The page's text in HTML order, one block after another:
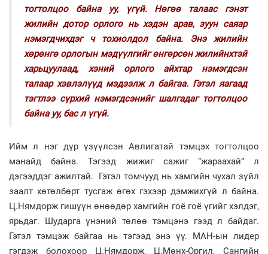
тогтолцоо байна уу, үгүй. Нөгөө талаас гэнэт
жилийн дотор орлого нь хэдэн арав, зуун саяар
нэмэгдчихдэг ч тохиолдол байна. Энэ жилийн
хөрөнгө орлогын мэдүүлгийг өнгөрсөн жилийнхтэй
харьцуулаад, хэний орлого айхтар нэмэгдсэн
талаар хэвлэлүүд мэдээлж л байгаа. Гэтэл яагаад
тэгтлээ сүрхий нэмэгдсэнийг шалгадаг тогтолцоо
байна уу, бас л үгүй.
Ийм л нэг дүр үзүүлсэн Авлигатай тэмцэх тогтолцоо
манайд байна. Тэгээд жижиг сажиг “жараахай” л
дэгээддэг ажилтай. Гэтэл томчууд нь хамгийн чухал зүйл
заалт хөтөлбөрт тусгаж өгөх гэхээр дэмжихгүй л байна.
Ц.Нямдорж гишүүн өнөөдөр хамгийн гоё гоё үгийг хэлдэг,
ярьдаг. Шударга үнэний төлөө тэмцэнэ гээд л байдаг.
Гэтэл тэмцэж байгаа нь тэгээд энэ үү. МАН-ын лидер
гэгдэж болохоор Ц.Нямдорж, Ц.Мөнх-Оргил, Сангийн